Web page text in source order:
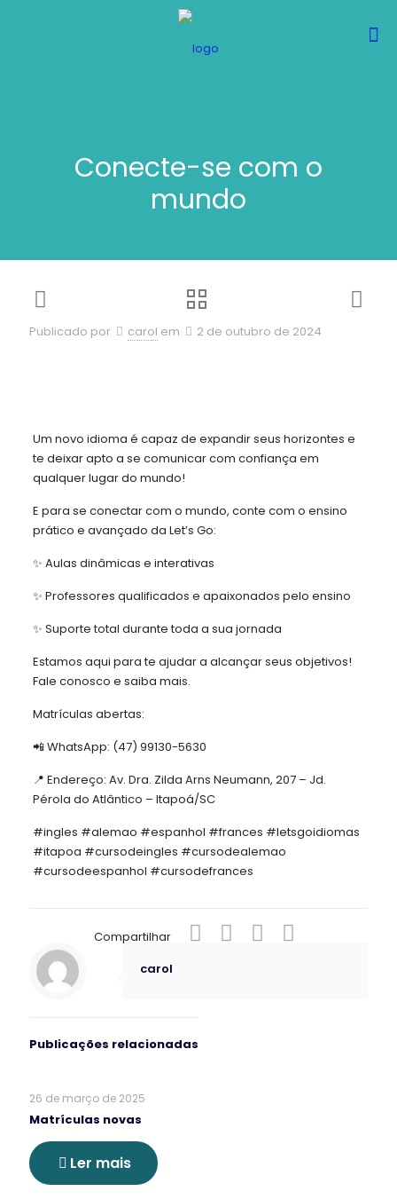
Conecte-se com o
mundo
Publicado por carol em 2 de outubro de 2024
Um novo idioma é capaz de expandir seus horizontes e
te deixar apto a se comunicar com confiança em
qualquer lugar do mundo!
E para se conectar com o mundo, conte com o ensino
prático e avançado da Let’s Go:
✨ Aulas dinâmicas e interativas
✨ Professores qualificados e apaixonados pelo ensino
✨ Suporte total durante toda a sua jornada
Estamos aqui para te ajudar a alcançar seus objetivos!
Fale conosco e saiba mais.
Matrículas abertas:
📲 WhatsApp: (47) 99130-5630
📍 Endereço: Av. Dra. Zilda Arns Neumann, 207 – Jd.
Pérola do Atlântico – Itapoá/SC
#ingles #alemao #espanhol #frances #letsgoidiomas
#itapoa #cursodeingles #cursodealemao
#cursodeespanhol #cursodefrances
Compartilhar
carol
Publicações relacionadas
26 de março de 2025
Matrículas novas
Ler mais